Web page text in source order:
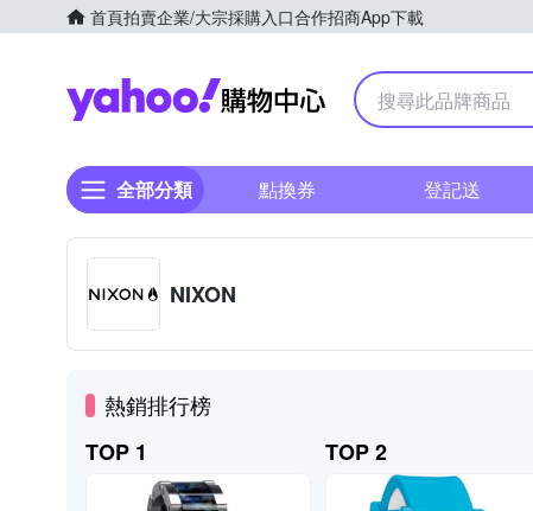
首頁拍賣企業/大宗採購入口合作招商App下載
Yahoo購物中心
全部分類 點換券 登記送
NIXON
熱銷排行榜
TOP 1
TOP 2